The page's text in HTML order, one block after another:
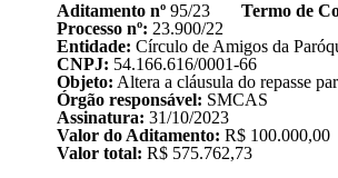
Aditamento nº 95/23 Termo de
Processo nº: 23.900/22
Entidade: Círculo de Amigos da
CNPJ: 54.166.616/0001-66
Objeto: Altera a cláusula do repasse
Órgão responsável: SMCAS
Assinatura: 31/10/2023
Valor do Aditamento: R$ 100.000,00
Valor total: R$ 575.762,73